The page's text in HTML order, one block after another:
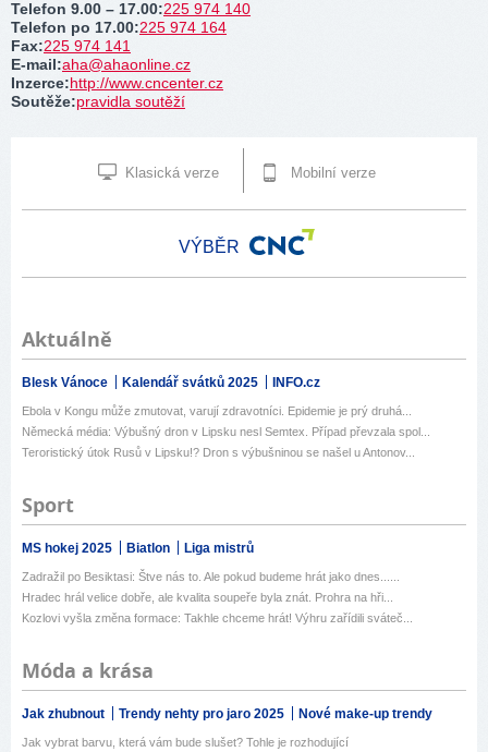
Telefon 9.00 – 17.00:225 974 140
Telefon po 17.00:225 974 164
Fax:225 974 141
E-mail:aha@ahaonline.cz
Inzerce:http://www.cncenter.cz
Soutěže:pravidla soutěží
Klasická verze Mobilní verze
VÝBĚR
Aktuálně
Blesk Vánoce Kalendář svátků 2025 INFO.cz
Ebola v Kongu může zmutovat, varují zdravotníci. Epidemie je prý druhá...
Německá média: Výbušný dron v Lipsku nesl Semtex. Případ převzala spol...
Teroristický útok Rusů v Lipsku!? Dron s výbušninou se našel u Antonov...
Sport
MS hokej 2025 Biatlon Liga mistrů
Zadražil po Besiktasi: Štve nás to. Ale pokud budeme hrát jako dnes......
Hradec hrál velice dobře, ale kvalita soupeře byla znát. Prohra na hři...
Kozlovi vyšla změna formace: Takhle chceme hrát! Výhru zařídili sváteč...
Móda a krása
Jak zhubnout Trendy nehty pro jaro 2025 Nové make-up trendy
Jak vybrat barvu, která vám bude slušet? Tohle je rozhodující